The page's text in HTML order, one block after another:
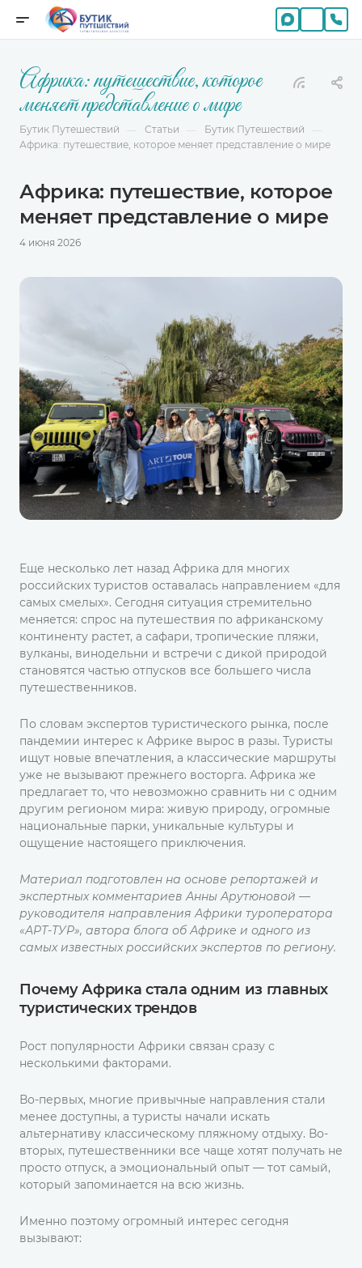
Африка: путешествие, которое
меняет представление о мире
Бутик Путешествий Статьи Бутик Путешествий
Африка: путешествие, которое меняет представление о мире
Африка: путешествие, которое
меняет представление о мире
4 июня 2026
Еще несколько лет назад Африка для многих
российских туристов оставалась направлением «для
самых смелых». Сегодня ситуация стремительно
меняется: спрос на путешествия по африканскому
континенту растет, а сафари, тропические пляжи,
вулканы, винодельни и встречи с дикой природой
становятся частью отпусков все большего числа
путешественников.
По словам экспертов туристического рынка, после
пандемии интерес к Африке вырос в разы. Туристы
ищут новые впечатления, а классические маршруты
уже не вызывают прежнего восторга. Африка же
предлагает то, что невозможно сравнить ни с одним
другим регионом мира: живую природу, огромные
национальные парки, уникальные культуры и
ощущение настоящего приключения.
Материал подготовлен на основе репортажей и
экспертных комментариев Анны Арутюновой —
руководителя направления Африки туроператора
«АРТ-ТУР», автора блога об Африке и одного из
самых известных российских экспертов по региону.
Почему Африка стала одним из главных
туристических трендов
Рост популярности Африки связан сразу с
несколькими факторами.
Во-первых, многие привычные направления стали
менее доступны, а туристы начали искать
альтернативу классическому пляжному отдыху. Во-
вторых, путешественники все чаще хотят получать не
просто отпуск, а эмоциональный опыт — тот самый,
который запоминается на всю жизнь.
Именно поэтому огромный интерес сегодня
вызывают: